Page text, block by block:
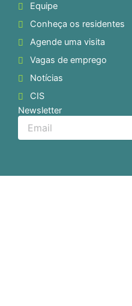
Equipe
Conheça os residentes
Agende uma visita
Vagas de emprego
Notícias
CIS
Newsletter